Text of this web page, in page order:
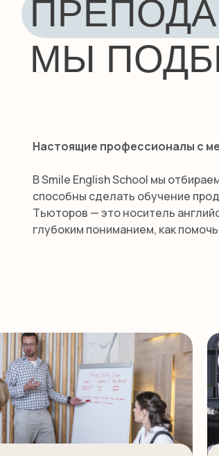
Настоящие профессионалы с
В Smile English School мы
способны сделать обучение
Тьюторов — это носитель
глубоким пониманием, как
МЫ